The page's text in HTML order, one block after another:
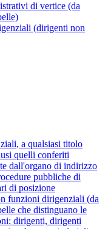
di vertice (da
(dirigenti non
a qualsiasi titolo
quelli conferiti
dall'organo di indirizzo
pubbliche di
di posizione
funzioni dirigenziali (da
che distinguano le
dirigenti, dirigenti